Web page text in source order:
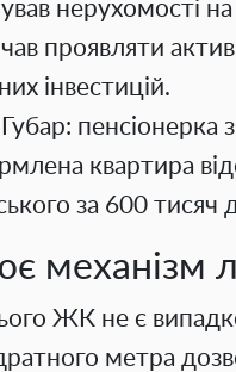
нерухомості
проявляти
інвестицій.
пенсіонерка
квартира
за 600 тисяч
механізм
ЖК не є
метра